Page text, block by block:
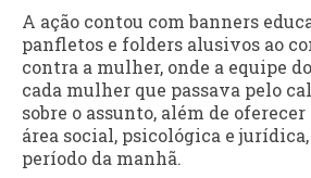
A ação contou com banners
panfletos e folders alusivos ao
contra a mulher, onde a equipe
cada mulher que passava pelo
sobre o assunto, além de
área social, psicológica e
período da manhã.